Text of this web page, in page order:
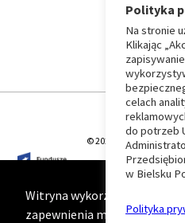
© 2026 T-Matic Grupa
Witryna wykorzystuje
zapewnienia maksymalnej
Polityka
Na stronie
Klikając
celach
do potrzeb
w Bielsku
Polityka